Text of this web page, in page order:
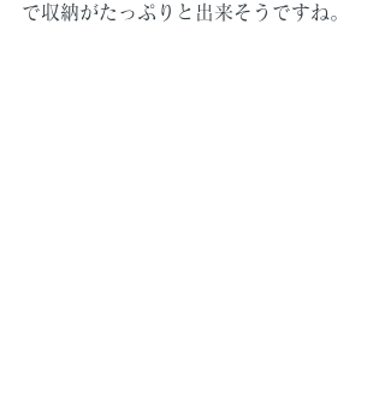
で収納がたっぷりと出来そうですね。